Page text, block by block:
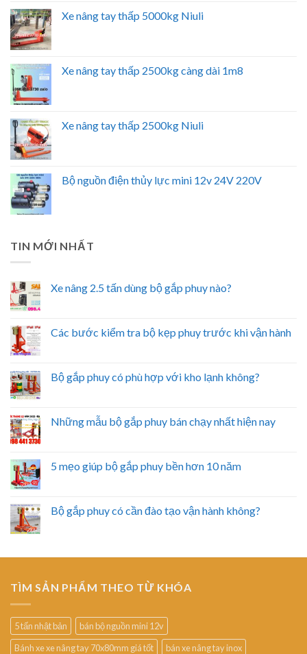
Xe nâng tay thấp 5000kg Niuli
Xe nâng tay thấp 2500kg càng dài 1m8
Xe nâng tay thấp 2500kg Niuli
Bộ nguồn điện thủy lực mini 12v 24V 220V
TIN MỚI NHẤT
Xe nâng 2.5 tấn dùng bộ gắp phuy nào?
Các bước kiểm tra bộ kẹp phuy trước khi vận hành
Bộ gắp phuy có phù hợp với kho lạnh không?
Những mẫu bộ gắp phuy bán chạy nhất hiện nay
5 mẹo giúp bộ gắp phuy bền hơn 10 năm
Bộ gắp phuy có cần đào tạo vận hành không?
TÌM SẢN PHẨM THEO TỪ KHÓA
5 tấn nhật bản
bán bộ nguồn mini 12v
Bánh xe xe nâng tay 70x80mm giá tốt
bán xe nâng tay inox